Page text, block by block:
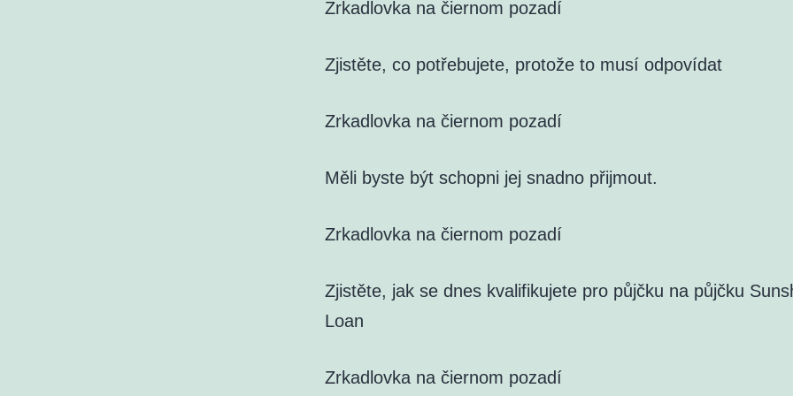
Zrkadlovka na čiernom pozadí
Zjistěte, co potřebujete, protože to musí odpovídat
Zrkadlovka na čiernom pozadí
Měli byste být schopni jej snadno přijmout.
Zrkadlovka na čiernom pozadí
Zjistěte, jak se dnes kvalifikujete pro půjčku na půjčku
Loan
Zrkadlovka na čiernom pozadí